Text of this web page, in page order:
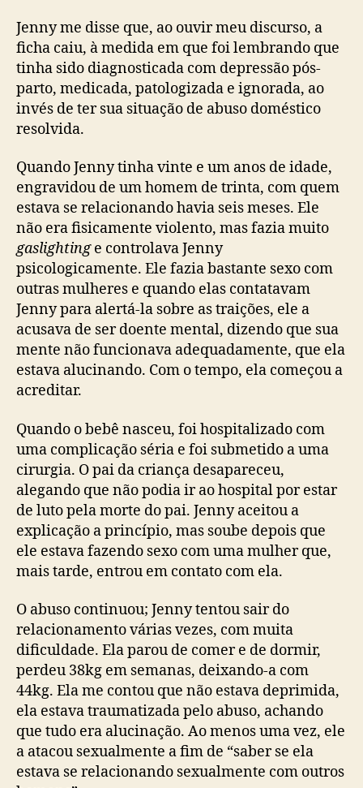
Jenny me disse que, ao ouvir meu discurso, a
ficha caiu, à medida em que foi lembrando que
tinha sido diagnosticada com depressão pós-
parto, medicada, patologizada e ignorada, ao
invés de ter sua situação de abuso doméstico
resolvida.
Quando Jenny tinha vinte e um anos de idade,
engravidou de um homem de trinta, com quem
estava se relacionando havia seis meses. Ele
não era fisicamente violento, mas fazia muito
gaslightinge controlava Jenny
psicologicamente. Ele fazia bastante sexo com
outras mulheres e quando elas contatavam
Jenny para alertá-la sobre as traições, ele a
acusava de ser doente mental, dizendo que sua
mente não funcionava adequadamente, que ela
estava alucinando. Com o tempo, ela começou a
acreditar.
Quando o bebê nasceu, foi hospitalizado com
uma complicação séria e foi submetido a uma
cirurgia. O pai da criança desapareceu,
alegando que não podia ir ao hospital por estar
de luto pela morte do pai. Jenny aceitou a
explicação a princípio, mas soube depois que
ele estava fazendo sexo com uma mulher que,
mais tarde, entrou em contato com ela.
O abuso continuou; Jenny tentou sair do
relacionamento várias vezes, com muita
dificuldade. Ela parou de comer e de dormir,
perdeu 38kg em semanas, deixando-a com
44kg. Ela me contou que não estava deprimida,
ela estava traumatizada pelo abuso, achando
que tudo era alucinação. Ao menos uma vez, ele
a atacou sexualmente a fim de “saber se ela
estava se relacionando sexualmente com outros